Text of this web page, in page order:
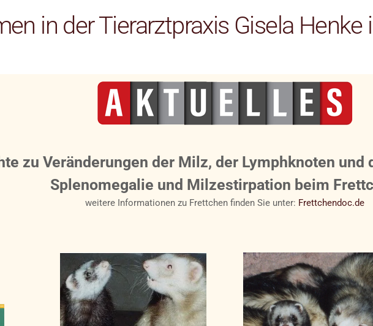
in der Tierarztpraxis Gisela Henke
zu Veränderungen der Milz, der Lymphknoten und
Splenomegalie und Milzestirpation beim
weitere Informationen zu Frettchen finden Sie unter: Frettchendoc.de